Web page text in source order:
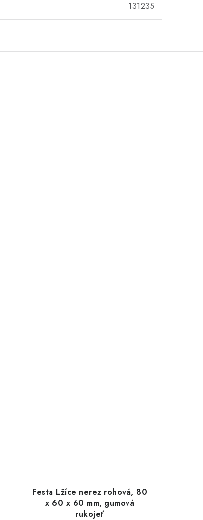
131235
Festa Lžíce nerez rohová, 80
x 60 x 60 mm, gumová
rukojeť